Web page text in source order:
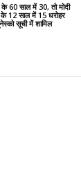
60 साल में 30, तो मोदी
12 साल में 15 धरोहर
सूची में शामिल